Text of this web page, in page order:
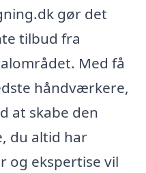
gør det
tilbud fra
Med få
håndværkere,
at skabe den
du altid har
og ekspertise vil